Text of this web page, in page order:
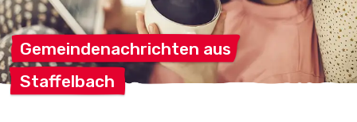
Gemeindenachrichten aus
Staffelbach